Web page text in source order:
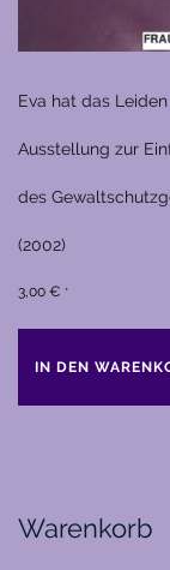
Eva hat das
Ausstellung zur
des
(2002)
3,00 € *
IN DEN
Warenkorb